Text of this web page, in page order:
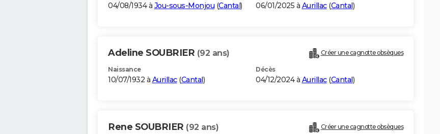
04/08/1934 à Jou-sous-Monjou (Cantal) 06/01/2025 à Aurillac(Cantal)
Adeline SOUBRIER (92 ans) Créer une cagnotte obsèques
Naissance
10/07/1932 à Aurillac(Cantal)
Décès
04/12/2024 à Aurillac(Cantal)
Rene SOUBRIER (92 ans) Créer une cagnotte obsèques